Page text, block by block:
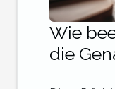
Wie
die